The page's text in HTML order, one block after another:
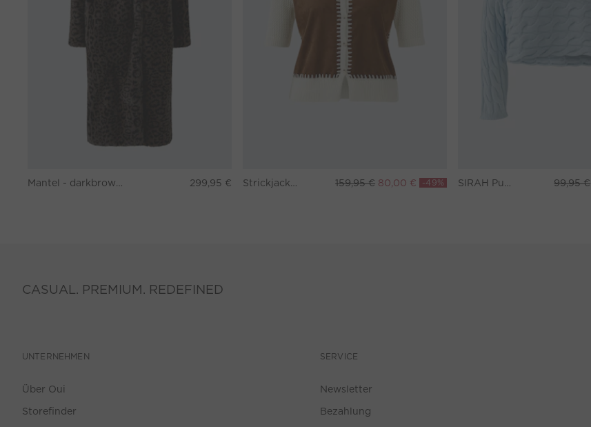
Mantel - darkbrown grey 299,95 € Strickjacke - white brown 159,95 € 80,00 € -49% SIRAH Pullover - celestial blue 99,95 €
CASUAL. PREMIUM. REDEFINED
UNTERNEHMEN
Über Oui
Storefinder
SERVICE
Newsletter
Bezahlung